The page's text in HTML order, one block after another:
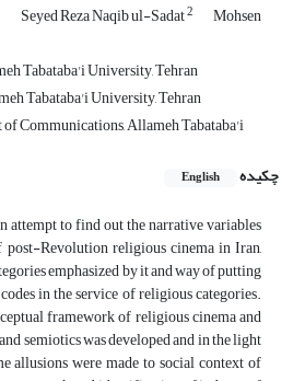
Seyed Reza Naqib ul-Sadat2 Mohsen
Tabataba'i University, Tehran
Tabataba'i University, Tehran
Communications, Allameh Tabataba'i
چکیده
English
attempt to find out the narrative variables
post-Revolution religious cinema in Iran,
emphasized by it and way of putting
in the service of religious categories.
framework of religious cinema and
semiotics was developed and in the light
allusions were made to social context of